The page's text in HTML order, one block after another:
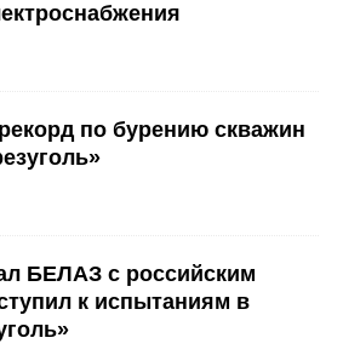
по бурению скважин
БЕЛАЗ с российским
к испытаниям в